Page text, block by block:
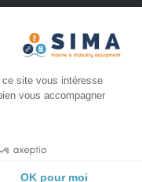
site vous intéresse
vous accompagner
OK pour moi